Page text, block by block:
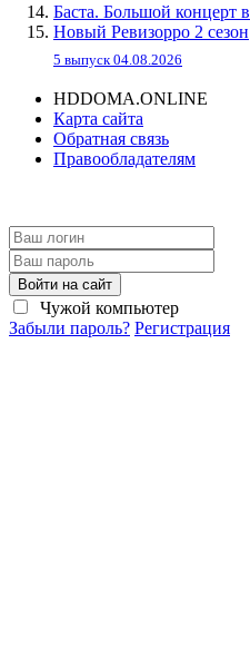
Баста. Большой концерт в
Новый Ревизорро 2 сезон
5 выпуск 04.08.2026
HDDOMA.ONLINE
Карта сайта
Обратная связь
Правообладателям
Войти на сайт
Чужой компьютер
Забыли пароль? Регистрация